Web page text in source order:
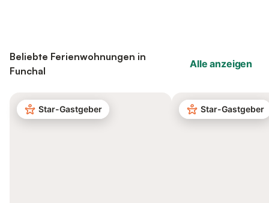
Beliebte Ferienwohnungen in
Funchal
Alle anzeigen
Star-Gastgeber Star-Gastgeber